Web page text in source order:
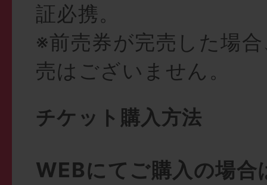
証必携。
※前売券が完売した場
売はございません。
チケット購入方法
WEBにてご購入の場合